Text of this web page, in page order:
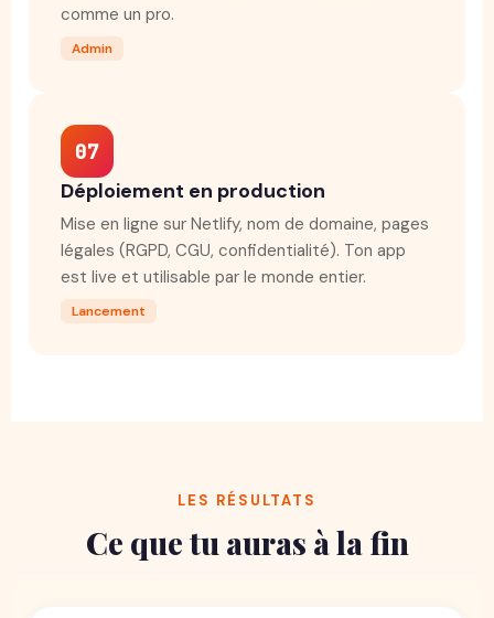
comme un pro.
Admin
07
Déploiement en production
Mise en ligne sur Netlify, nom de domaine, pages
légales (RGPD, CGU, confidentialité). Ton app
est live et utilisable par le monde entier.
Lancement
LES RÉSULTATS
Ce que tu auras à la fin